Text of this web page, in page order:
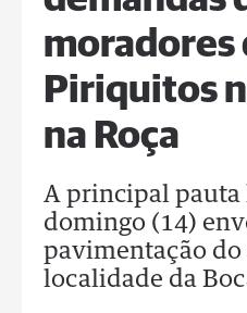
moradores
Piriquitos
na Roça
A principal pauta
domingo (14)
pavimentação do
localidade da